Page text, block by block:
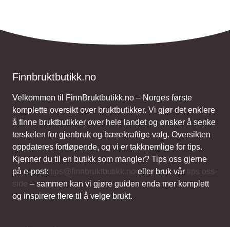
Finnbruktbutikk.no
Velkommen til FinnBruktbutikk.no – Norges første
komplette oversikt over bruktbutikker. Vi gjør det enklere
å finne bruktbutikker over hele landet og ønsker å senke
terskelen for gjenbruk og bærekraftige valg. Oversikten
oppdateres fortløpende, og vi er takknemlige for tips.
Kjenner du til en butikk som mangler? Tips oss gjerne
på e-post: tips@finnbruktbutikk.no eller bruk vår tips oss-
side – sammen kan vi gjøre guiden enda mer komplett
og inspirere flere til å velge brukt.